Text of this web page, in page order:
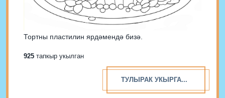
Тортны пластилин ярдәмендә бизә.
925 тапкыр укылган
ТУЛЫРАК УКЫРГА...